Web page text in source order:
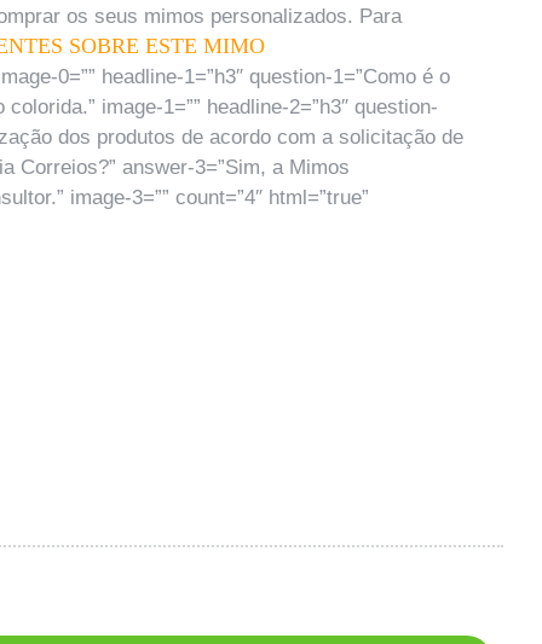
os seus mimos personalizados. Para
SOBRE ESTE MIMO
0=”” headline-1=”h3″ question-1=”Como é o
image-1=”” headline-2=”h3″ question-
dos produtos de acordo com a solicitação de
Correios?” answer-3=”Sim, a Mimos
image-3=”” count=”4″ html=”true”